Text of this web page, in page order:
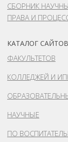
СБОРНИК
ПРАВА И
КАТАЛОГ САЙТОВ
ФАКУЛЬТЕТОВ
КОЛЛЕДЖЕЙ И
НАУЧНЫЕ
ПО